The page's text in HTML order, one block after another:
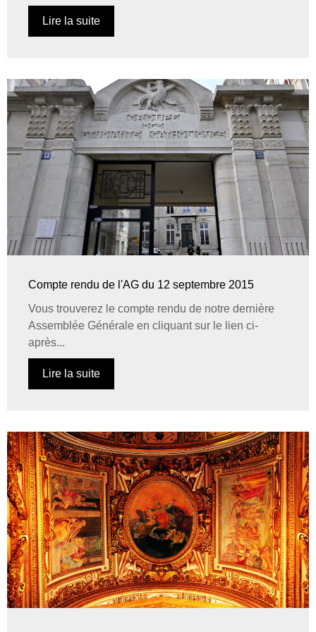
Lire la suite
Compte rendu de l'AG du 12 septembre 2015
Vous trouverez le compte rendu de notre dernière
Assemblée Générale en cliquant sur le lien ci-
après...
Lire la suite